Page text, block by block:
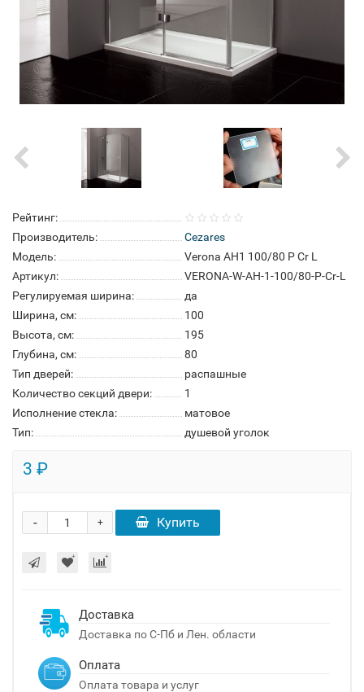
Рейтинг:
Производитель:
Cezares
Модель:
Verona AH1 100/80 P Cr L
Артикул:
VERONA-W-AH-1-100/80-P-Cr-L
Регулируемая ширина:
да
Ширина, см:
100
Высота, см:
195
Глубина, см:
80
Тип дверей:
распашные
Количество секций двери:
1
Исполнение стекла:
матовое
Тип:
душевой уголок
3 ₽
+
- Купить
Доставка
Доставка по С-Пб и Лен. области
Оплата
Оплата товара и услуг